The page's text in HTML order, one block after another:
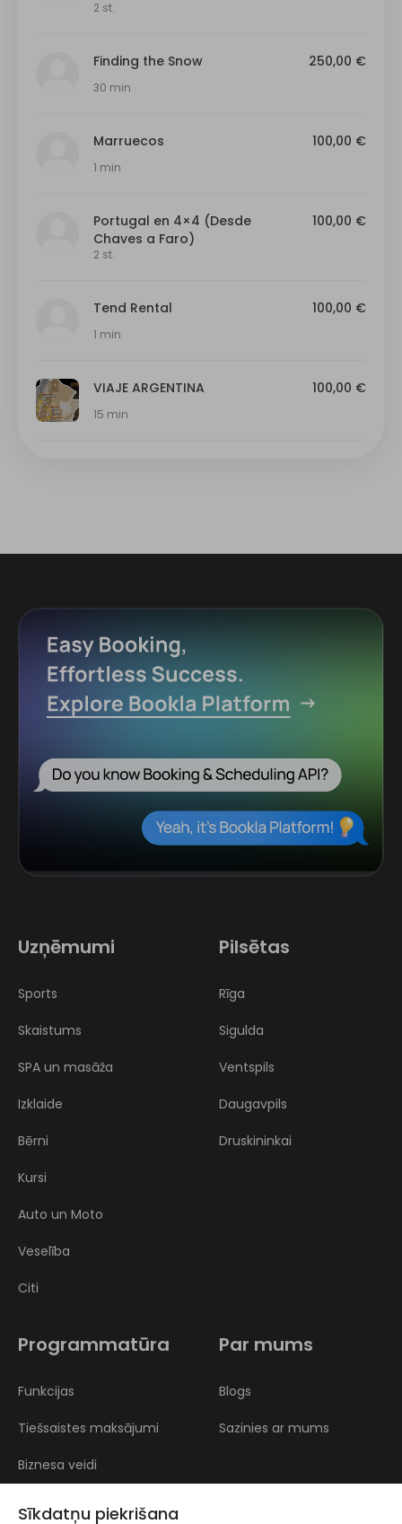
Sīkdatņu piekrišana
Uzņēmumi
Sports
Skaistums
SPA un masāža
Izklaide
Bērni
Kursi
Auto un Moto
Veselība
Citi
Pilsētas
Rīga
Sigulda
Ventspils
Daugavpils
Druskininkai
Programmatūra
Funkcijas
Tiešsaistes maksājumi
Biznesa veidi
Par mums
Blogs
Sazinies ar mums